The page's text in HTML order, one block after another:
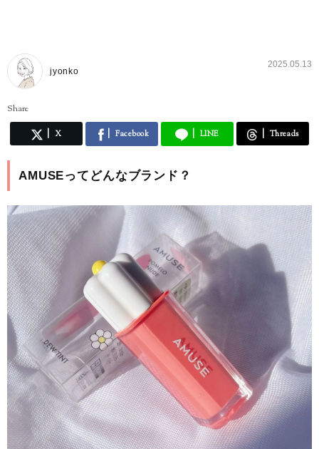
jyonko
2025.05.13
Share
X Facebook LINE Threads
AMUSEってどんなブランド？